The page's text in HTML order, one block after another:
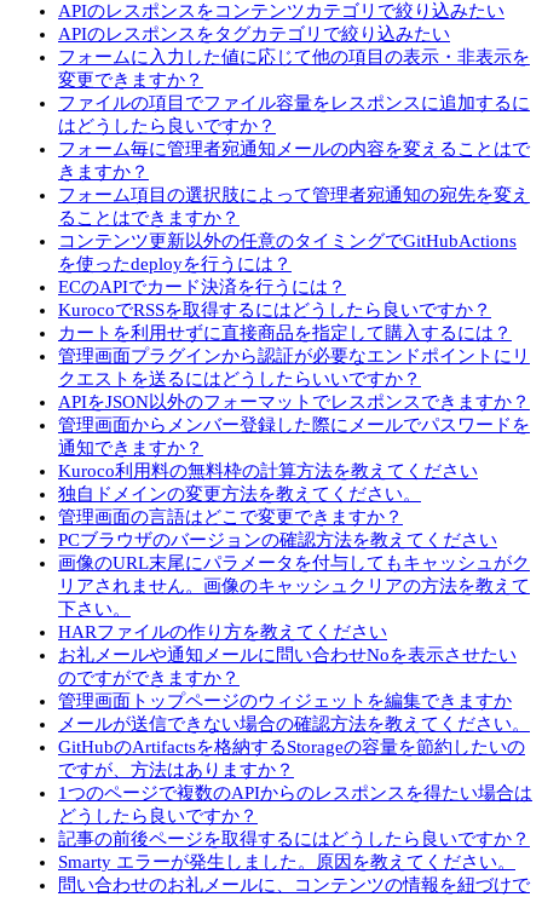
APIのレスポンスをコンテンツカテゴリで絞り込みたい
APIのレスポンスをタグカテゴリで絞り込みたい
フォームに入力した値に応じて他の項目の表示・非表示を
変更できますか？
ファイルの項目でファイル容量をレスポンスに追加するに
はどうしたら良いですか？
フォーム毎に管理者宛通知メールの内容を変えることはで
きますか？
フォーム項目の選択肢によって管理者宛通知の宛先を変え
ることはできますか？
コンテンツ更新以外の任意のタイミングでGitHubActions
を使ったdeployを行うには？
ECのAPIでカード決済を行うには？
KurocoでRSSを取得するにはどうしたら良いですか？
カートを利用せずに直接商品を指定して購入するには？
管理画面プラグインから認証が必要なエンドポイントにリ
クエストを送るにはどうしたらいいですか？
APIをJSON以外のフォーマットでレスポンスできますか？
管理画面からメンバー登録した際にメールでパスワードを
通知できますか？
Kuroco利用料の無料枠の計算方法を教えてください
独自ドメインの変更方法を教えてください。
管理画面の言語はどこで変更できますか？
PCブラウザのバージョンの確認方法を教えてください
画像のURL末尾にパラメータを付与してもキャッシュがク
リアされません。画像のキャッシュクリアの方法を教えて
下さい。
HARファイルの作り方を教えてください
お礼メールや通知メールに問い合わせNoを表示させたい
のですができますか？
管理画面トップページのウィジェットを編集できますか
メールが送信できない場合の確認方法を教えてください。
GitHubのArtifactsを格納するStorageの容量を節約したいの
ですが、方法はありますか？
1つのページで複数のAPIからのレスポンスを得たい場合は
どうしたら良いですか？
記事の前後ページを取得するにはどうしたら良いですか？
Smarty エラーが発生しました。原因を教えてください。
問い合わせのお礼メールに、コンテンツの情報を紐づけで